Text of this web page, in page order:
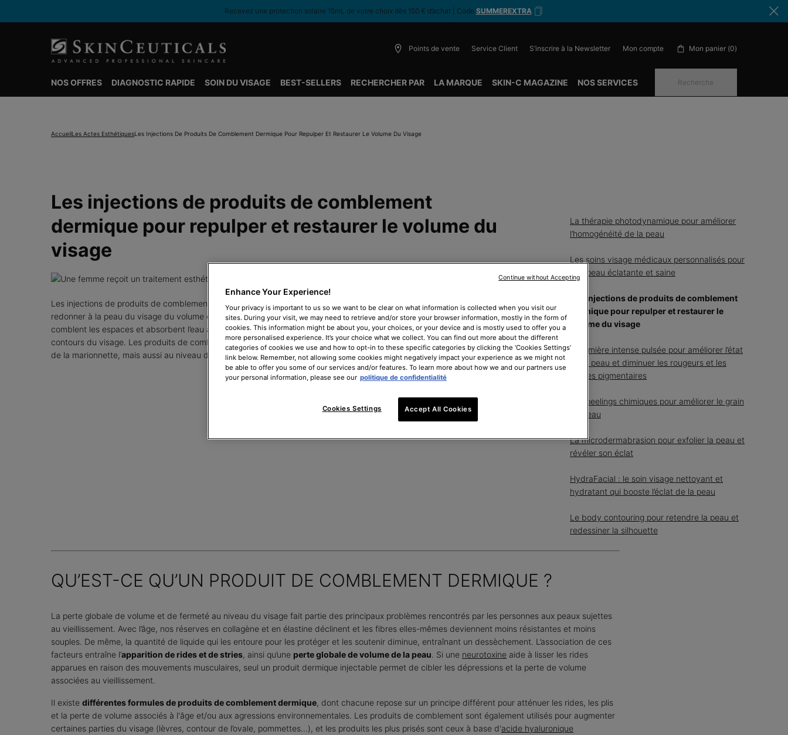
Recevez une protection solaire 15mL de votre choix dès 150 € d’achat | Code SUMMEREXTRA
Points de vente Service Client S’inscrire à la Newsletter Mon compte Mon panier 0
0 produit in cart
NOS OFFRES DIAGNOSTIC RAPIDE SOIN DU VISAGE BEST-SELLERS RECHERCHER PAR LA MARQUE SKIN-C MAGAZINE NOS SERVICES Recherche
AccueilLes Actes EsthétiquesLes Injections De Produits De Comblement Dermique Pour Repulper Et Restaurer Le Volume Du Visage
Les injections de produits de comblement
dermique pour repulper et restaurer le volume du
visage
Les injections de produits de comblement dermique font partie des traitements les plus couramment utilisés pour
redonner à la peau du visage du volume et un aspect lisse. Une fois injectés par des praticien(ne)s expérimenté(e)s, ils
comblent les espaces et absorbent l’eau afin d’obtenir une apparence plus lisse et repulpée ou de redessiner les
contours du visage. Les produits de comblement dermique sont généralement utilisés sur les plis nasolabiaux, les rides
de la marionnette, mais aussi au niveau des maxillaires, des joues, des lèvres et du contour des yeux.
La thérapie photodynamique pour améliorer
l’homogénéité de la peau
Les soins visage médicaux personnalisés pour
une peau éclatante et saine
Les injections de produits de comblement
dermique pour repulper et restaurer le
volume du visage
La lumière intense pulsée pour améliorer l’état
de la peau et diminuer les rougeurs et les
taches pigmentaires
Les peelings chimiques pour améliorer le grain
de peau
La microdermabrasion pour exfolier la peau et
révéler son éclat
HydraFacial : le soin visage nettoyant et
hydratant qui booste l’éclat de la peau
Le body contouring pour retendre la peau et
redessiner la silhouette
QU’EST-CE QU’UN PRODUIT DE COMBLEMENT DERMIQUE ?
La perte globale de volume et de fermeté au niveau du visage fait partie des principaux problèmes rencontrés par les personnes aux peaux sujettes
au vieillissement. Avec l’âge, nos réserves en collagène et en élastine déclinent et les fibres elles-mêmes deviennent moins résistantes et moins
souples. De même, la quantité de liquide qui les entoure pour les protéger et les soutenir diminue, entraînant un dessèchement. L’association de ces
facteurs entraîne l’apparition de rides et de stries, ainsi qu’une perte globale de volume de la peau . Si une neurotoxine aide à lisser les rides
apparues en raison des mouvements musculaires, seul un produit dermique injectable permet de cibler les dépressions et la perte de volume
associées au vieillissement.
Il existe différentes formules de produits de comblement dermique, dont chacune repose sur un principe différent pour atténuer les rides, les plis
et la perte de volume associés à l'âge et/ou aux agressions environnementales. Les produits de comblement sont également utilisés pour augmenter
certaines parties du visage (lèvres, contour de l’ovale, pommettes…), et les produits les plus prisés sont ceux à base d'acide hyaluronique
Enhance Your Experience!
Your privacy is important to us so we want to be clear on what information is collected when you visit our
sites. During your visit, we may need to retrieve and/or store your browser information, mostly in the form of
cookies. This information might be about you, your choices, or your device and is mostly used to offer you a
more personalised experience. It’s your choice what we collect. You can find out more about the different
categories of cookies we use and how to opt-in to these specific categories by clicking the ‘Cookies Settings’
link below. Remember, not allowing some cookies might negatively impact your experience as we might not
be able to offer you some of our services and/or features. To learn more about how we and our partners use
your personal information, please see our politique de confidentialité
Cookies Settings Accept All Cookies
Continue without Accepting